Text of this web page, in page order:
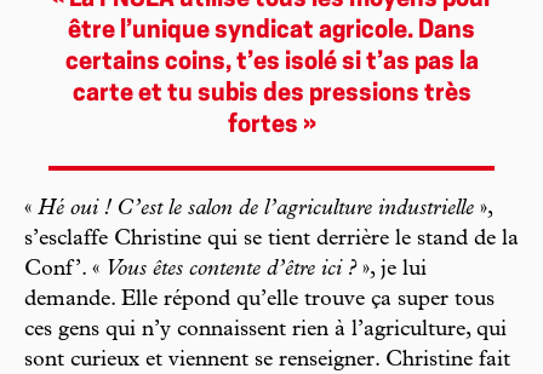
être l’unique syndicat agricole. Dans
certains coins, t’es isolé si t’as pas la
carte et tu subis des pressions très
fortes »
« Hé oui ! C’est le salon de l’agriculture industrielle »,
s’esclaffe Christine qui se tient derrière le stand de la
Conf’. « Vous êtes contente d’être ici ?», je lui
demande. Elle répond qu’elle trouve ça super tous
ces gens qui n’y connaissent rien à l’agriculture, qui
sont curieux et viennent se renseigner. Christine fait